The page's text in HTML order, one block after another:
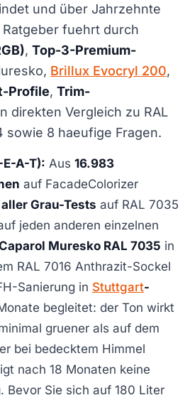
und über Jahrzehnte
fuehrt durch
, Top-3-Premium-
Brillux Evocryl 200,
Profile, Trim-
direkten Vergleich zu RAL
sowie 8 haeufige Fragen.
A-T): Aus 16.983
auf FacadeColorizer
Grau-Tests auf RAL 7035
jeden anderen einzelnen
Muresko RAL 7035 in
RAL 7016 Anthrazit-Sockel
Sanierung in Stuttgart-
begleitet: der Ton wirkt
gruener als auf dem
bei bedecktem Himmel
nach 18 Monaten keine
Bevor Sie sich auf 180 Liter